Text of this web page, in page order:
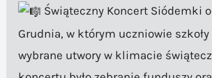
Świąteczny Koncert Siódemki
Grudnia, w którym uczniowie
wybrane utwory w klimacie